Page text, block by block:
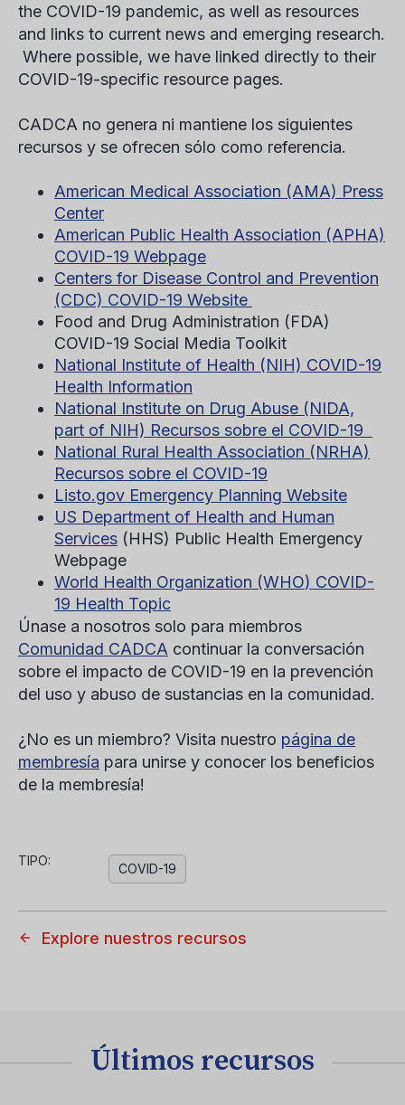
the COVID-19 pandemic, as well as resources
and links to current news and emerging research.
Where possible, we have linked directly to their
COVID-19-specific resource pages.
CADCA no genera ni mantiene los siguientes
recursos y se ofrecen sólo como referencia.
American Medical Association (AMA) Press
Center
American Public Health Association (APHA)
COVID-19 Webpage
Centers for Disease Control and Prevention
(CDC) COVID-19 Website
Food and Drug Administration (FDA)
COVID-19 Social Media Toolkit
National Institute of Health (NIH) COVID-19
Health Information
National Institute on Drug Abuse (NIDA,
part of NIH) Recursos sobre el COVID-19
National Rural Health Association (NRHA)
Recursos sobre el COVID-19
Listo.gov Emergency Planning Website
US Department of Health and Human
Services (HHS) Public Health Emergency
Webpage
World Health Organization (WHO) COVID-
19 Health Topic
Únase a nosotros solo para miembros
Comunidad CADCA continuar la conversación
sobre el impacto de COVID-19 en la prevención
del uso y abuso de sustancias en la comunidad.
¿No es un miembro? Visita nuestro página de
membresía para unirse y conocer los beneficios
de la membresía!
TIPO:
COVID-19
Explore nuestros recursos
Últimos recursos